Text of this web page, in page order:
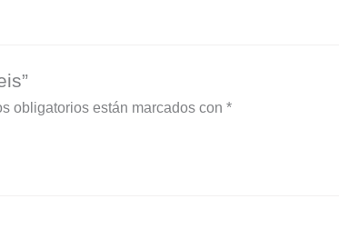
obligatorios están marcados con *